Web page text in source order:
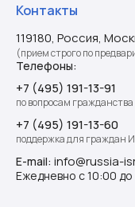
Контакты
119180, Россия,
(прием строго по
Телефоны:
+7 (495) 191-13-91
по вопросам гражданства
+7 (495) 191-13-60
поддержка для граждан
E-mail: info@russia-
Ежедневно с 10:00 до